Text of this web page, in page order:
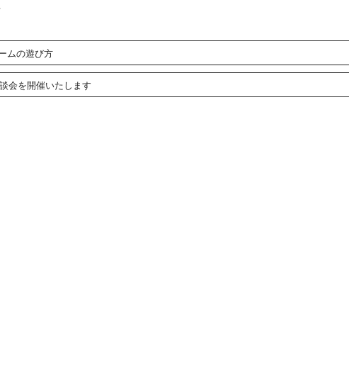
ムの遊び方
会を開催いたします